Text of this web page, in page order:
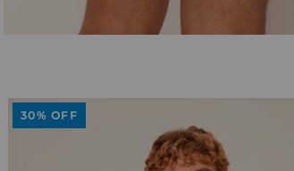
30% OFF